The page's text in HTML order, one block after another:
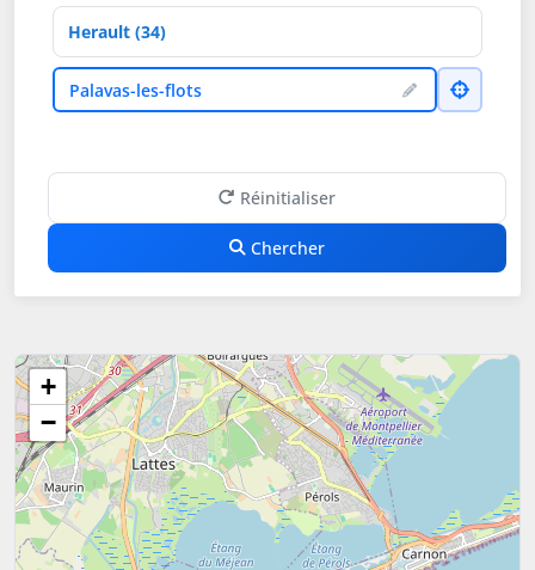
Département
VillePalavas-les-flots
Réinitialiser
Chercher
+
−